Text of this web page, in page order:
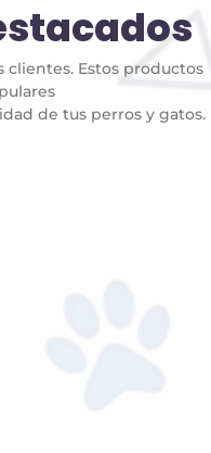
clientes. Estos productos
de tus perros y gatos.